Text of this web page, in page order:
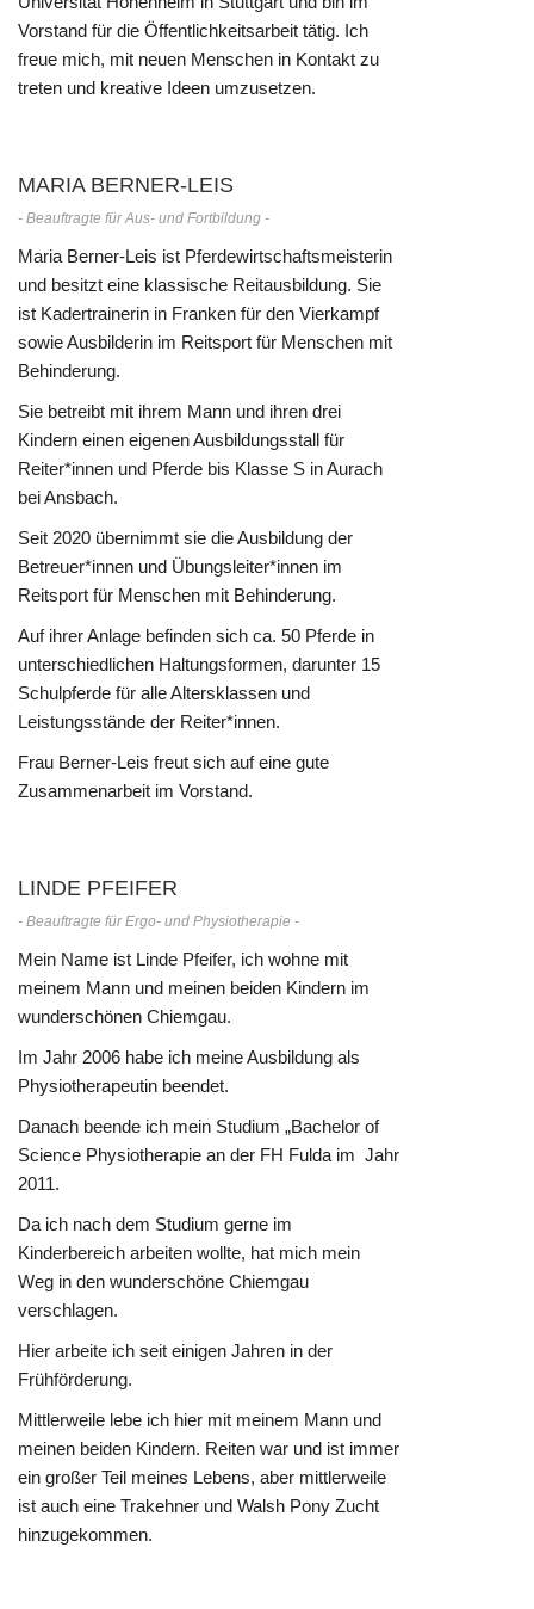
Vorstand für die Öffentlichkeitsarbeit tätig. Ich
freue mich, mit neuen Menschen in Kontakt zu
treten und kreative Ideen umzusetzen.
MARIA BERNER-LEIS
- Beauftragte für Aus- und Fortbildung -
Maria Berner-Leis ist Pferdewirtschaftsmeisterin
und besitzt eine klassische Reitausbildung. Sie
ist Kadertrainerin in Franken für den Vierkampf
sowie Ausbilderin im Reitsport für Menschen mit
Behinderung.
Sie betreibt mit ihrem Mann und ihren drei
Kindern einen eigenen Ausbildungsstall für
Reiter*innen und Pferde bis Klasse S in Aurach
bei Ansbach.
Seit 2020 übernimmt sie die Ausbildung der
Betreuer*innen und Übungsleiter*innen im
Reitsport für Menschen mit Behinderung.
Auf ihrer Anlage befinden sich ca. 50 Pferde in
unterschiedlichen Haltungsformen, darunter 15
Schulpferde für alle Altersklassen und
Leistungsstände der Reiter*innen.
Frau Berner-Leis freut sich auf eine gute
Zusammenarbeit im Vorstand.
LINDE PFEIFER
- Beauftragte für Ergo- und Physiotherapie -
Mein Name ist Linde Pfeifer, ich wohne mit
meinem Mann und meinen beiden Kindern im
wunderschönen Chiemgau.
Im Jahr 2006 habe ich meine Ausbildung als
Physiotherapeutin beendet.
Danach beende ich mein Studium „Bachelor of
Science Physiotherapie an der FH Fulda im Jahr
2011.
Da ich nach dem Studium gerne im
Kinderbereich arbeiten wollte, hat mich mein
Weg in den wunderschöne Chiemgau
verschlagen.
Hier arbeite ich seit einigen Jahren in der
Frühförderung.
Mittlerweile lebe ich hier mit meinem Mann und
meinen beiden Kindern. Reiten war und ist immer
ein großer Teil meines Lebens, aber mittlerweile
ist auch eine Trakehner und Walsh Pony Zucht
hinzugekommen.